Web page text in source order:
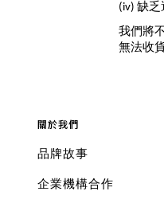
(iv) 缺
我們將
無法收
關於我們
品牌故事
企業機構合作